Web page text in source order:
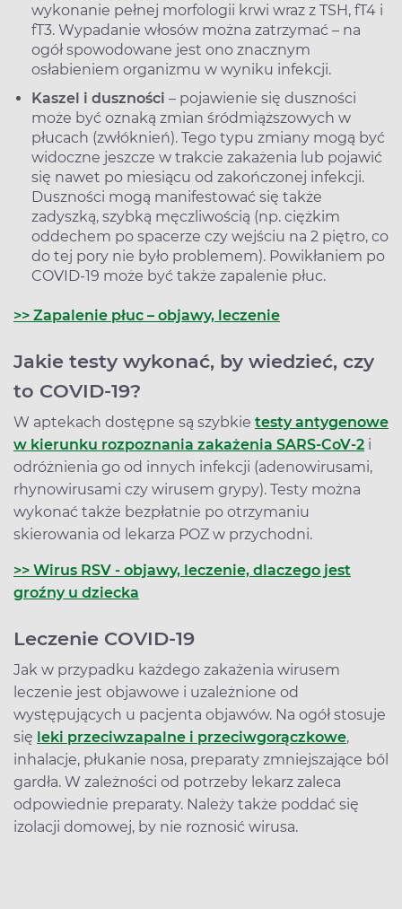
wykonanie pełnej morfologii krwi wraz z TSH, fT4 i
fT3. Wypadanie włosów można zatrzymać – na
ogół spowodowane jest ono znacznym
osłabieniem organizmu w wyniku infekcji.
Kaszel i duszności – pojawienie się duszności
może być oznaką zmian śródmiąższowych w
płucach (zwłóknień). Tego typu zmiany mogą być
widoczne jeszcze w trakcie zakażenia lub pojawić
się nawet po miesiącu od zakończonej infekcji.
Duszności mogą manifestować się także
zadyszką, szybką męczliwością (np. ciężkim
oddechem po spacerze czy wejściu na 2 piętro, co
do tej pory nie było problemem). Powikłaniem po
COVID-19 może być także zapalenie płuc.
>> Zapalenie płuc – objawy, leczenie
Jakie testy wykonać, by wiedzieć, czy
to COVID-19?
W aptekach dostępne są szybkie testy antygenowe
w kierunku rozpoznania zakażenia SARS-CoV-2 i
odróżnienia go od innych infekcji (adenowirusami,
rhynowirusami czy wirusem grypy). Testy można
wykonać także bezpłatnie po otrzymaniu
skierowania od lekarza POZ w przychodni.
>> Wirus RSV - objawy, leczenie, dlaczego jest
groźny u dziecka
Leczenie COVID-19
Jak w przypadku każdego zakażenia wirusem
leczenie jest objawowe i uzależnione od
występujących u pacjenta objawów. Na ogół stosuje
się leki przeciwzapalne i przeciwgorączkowe,
inhalacje, płukanie nosa, preparaty zmniejszające ból
gardła. W zależności od potrzeby lekarz zaleca
odpowiednie preparaty. Należy także poddać się
izolacji domowej, by nie roznosić wirusa.